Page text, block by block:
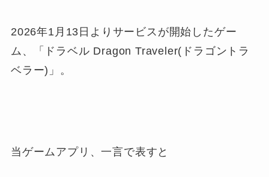
2026年1月13日よりサービスが開始したゲー
ム、「ドラベル Dragon Traveler(ドラゴントラ
ベラー)」。
当ゲームアプリ、一言で表すと